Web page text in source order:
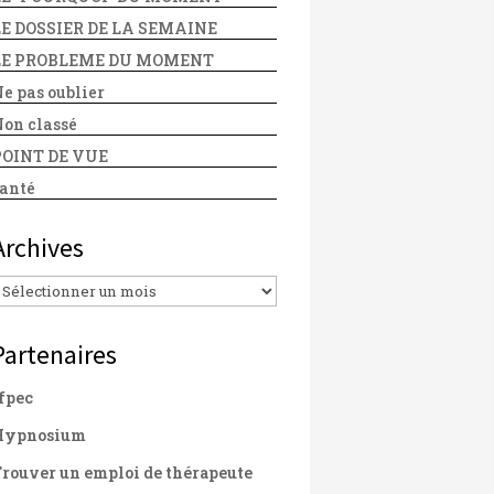
DOSSIER DE LA SEMAINE
PROBLEME DU MOMENT
pas oublier
classé
DE VUE
un emploi de thérapeute